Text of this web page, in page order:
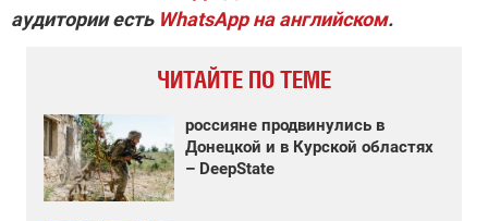
аудитории есть WhatsApp на английском.
ЧИТАЙТЕ ПО ТЕМЕ
россияне продвинулись в
Донецкой и в Курской областях
– DeepState